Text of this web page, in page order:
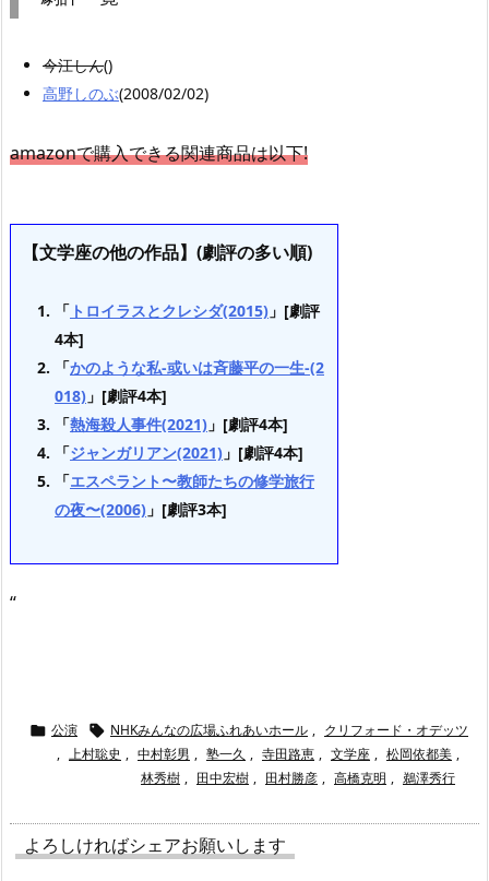
今江しん()
高野しのぶ(2008/02/02)
amazonで購入できる関連商品は以下!
【文学座の他の作品】(劇評の多い順)
「 トロイラスとクレシダ(2015) 」[劇評
4本]
「かのような私-或いは斉藤平の一生-(2
018) 」[劇評4本]
「熱海殺人事件(2021) 」[劇評4本]
「ジャンガリアン(2021) 」[劇評4本]
「エスペラント〜教師たちの修学旅行
の夜〜(2006) 」[劇評3本]
“
 公演  NHKみんなの広場ふれあいホール , クリフォード・オデッツ
, 上村聡史 , 中村彰男 , 塾一久 , 寺田路恵 , 文学座 , 松岡依都美 ,
林秀樹 , 田中宏樹 , 田村勝彦 , 高橋克明 , 鵜澤秀行
よろしければシェアお願いします